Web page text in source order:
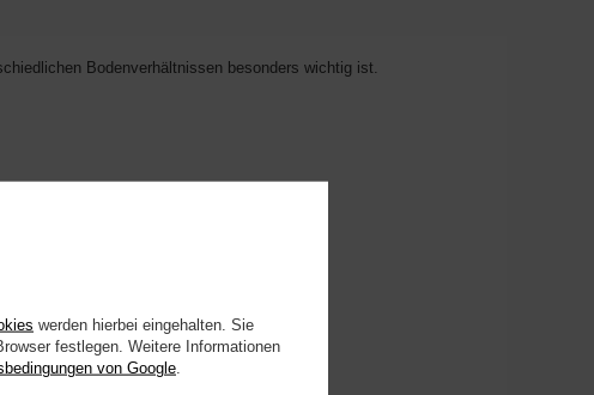
Bodenverhältnissen besonders wichtig ist.
zu halten.
werden hierbei eingehalten. Sie
festlegen. Weitere Informationen
von Google